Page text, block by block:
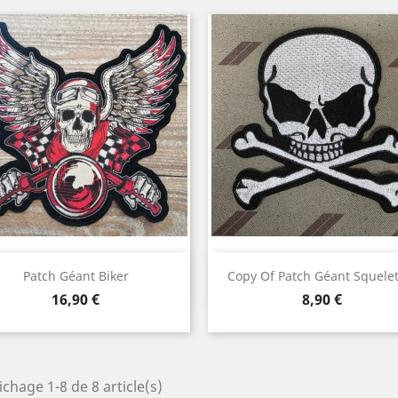
Patch Géant Biker
Prix
16,90 €
Aperçu rapide Copy Of Patch Géant
Prix
8,90 €
Aperçu rapide
1-8 de 8 article(s)